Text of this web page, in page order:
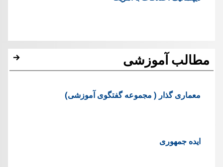
مطالب آموزشی
معماری گذار ( مجموعه گفتگوی آموزشی)
ایده جمهوری